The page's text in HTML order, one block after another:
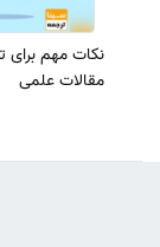
نکات مهم
مقالات علمی